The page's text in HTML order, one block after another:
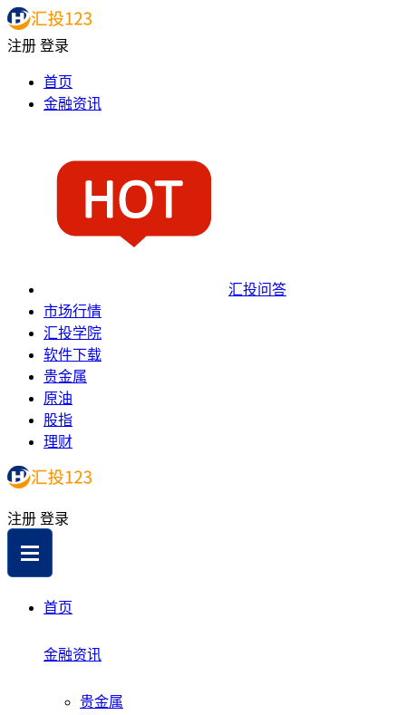
注册 登录
首页
金融资讯
汇投问答
市场行情
汇投学院
软件下载
贵金属
原油
股指
理财
注册 登录
首页
金融资讯
贵金属